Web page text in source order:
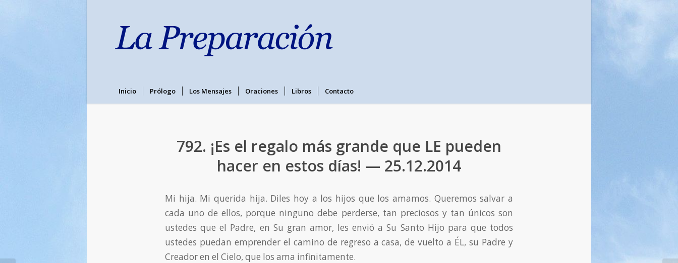
Inicio Prólogo Los Mensajes Oraciones Libros Contacto
792. ¡Es el regalo más grande que LE pueden
hacer en estos días! — 25.12.2014
Mi hija. Mi querida hija. Diles hoy a los hijos que los amamos. Queremos salvar a
cada uno de ellos, porque ninguno debe perderse, tan preciosos y tan únicos son
ustedes que el Padre, en Su gran amor, les envió a Su Santo Hijo para que todos
ustedes puedan emprender el camino de regreso a casa, de vuelto a ÉL, su Padre y
Creador en el Cielo, que los ama infinitamente.